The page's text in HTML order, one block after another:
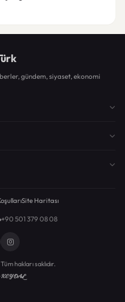
gündem, siyaset, ekonomi
Site Haritası
+90 501 379 08 08
hakları saklıdır.